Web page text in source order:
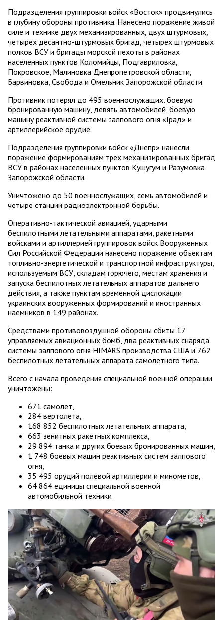
Подразделения группировки войск «Восток» продвинулись
в глубину обороны противника. Нанесено поражение живой
силе и технике двух механизированных, двух штурмовых,
четырех десантно-штурмовых бригад, четырех штурмовых
полков ВСУ и бригады морской пехоты в районах
населенных пунктов Коломийцы, Подгавриловка,
Покровское, Малиновка Днепропетровской области,
Барвиновка, Свобода и Омельник Запорожской области.
Противник потерял до 495 военнослужащих, боевую
бронированную машину, девять автомобилей, боевую
машину реактивной системы залпового огня «Град» и
артиллерийское орудие.
Подразделения группировки войск «Днепр» нанесли
поражение формированиям трех механизированных бригад
ВСУ в районах населенных пунктов Кушугум и Разумовка
Запорожской области.
Уничтожено до 50 военнослужащих, семь автомобилей и
четыре станции радиоэлектронной борьбы.
Оперативно-тактической авиацией, ударными
беспилотными летательными аппаратами, ракетными
войсками и артиллерией группировок войск Вооруженных
Сил Российской Федерации нанесено поражение объектам
топливно-энергетической и транспортной инфраструктуры,
используемым ВСУ, складам горючего, местам хранения и
запуска беспилотных летательных аппаратов дальнего
действия, а также пунктам временной дислокации
украинских вооруженных формирований и иностранных
наемников в 149 районах.
Средствами противовоздушной обороны сбиты 17
управляемых авиационных бомб, два реактивных снаряда
системы залпового огня HIMARS производства США и 762
беспилотных летательных аппарата самолетного типа.
Всего с начала проведения специальной военной операции
уничтожены:
671 самолет,
284 вертолета,
168 852 беспилотных летательных аппарата,
663 зенитных ракетных комплекса,
29 894 танка и других боевых бронированных машин,
1 748 боевых машин реактивных систем залпового
огня,
35 495 орудий полевой артиллерии и минометов,
64 864 единицы специальной военной
автомобильной техники.